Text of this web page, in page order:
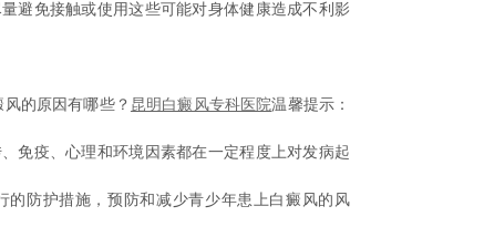
避免接触或使用这些可能对身体健康造成不利影
的原因有哪些？ 昆明白癜风专科医院温馨提示：
免疫、心理和环境因素都在一定程度上对发病起
防护措施，预防和减少青少年患上白癜风的风